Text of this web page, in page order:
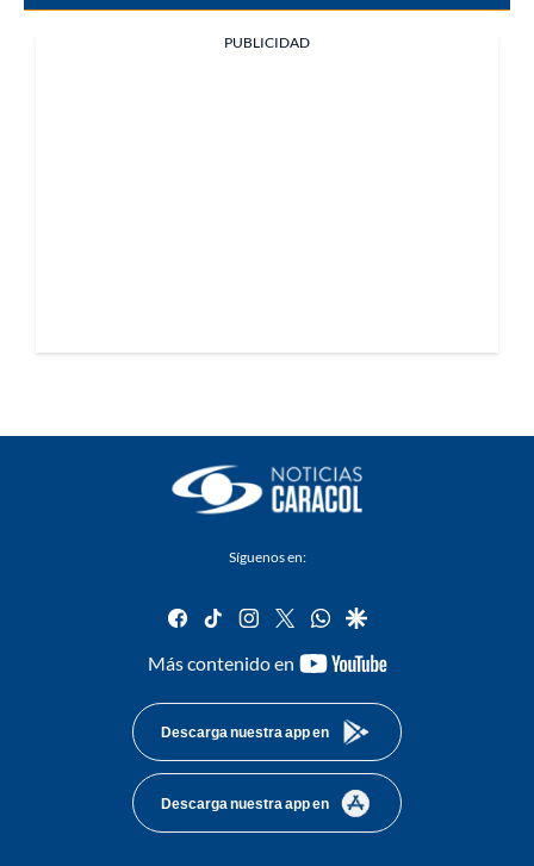
PUBLICIDAD
Síguenos en:
facebook
tiktok instagram
twitterwhatsapp
google
Más contenido en
youtube-
Descarga nuestra app en
Descarga nuestra app en